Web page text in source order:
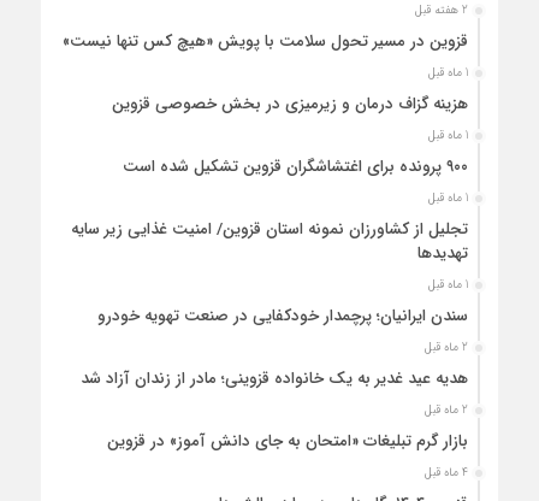
2 هفته قبل
قزوین در مسیر تحول سلامت با پویش «هیچ‌ کس تنها نیست»
1 ماه قبل
هزینه‌ گزاف درمان و زیرمیزی در بخش خصوصی قزوین
1 ماه قبل
۹۰۰ پرونده برای اغتشاشگران قزوین تشکیل شده است
1 ماه قبل
تجلیل از کشاورزان نمونه استان قزوین/ امنیت غذایی زیر سایه
تهدیدها
1 ماه قبل
سندن ایرانیان؛ پرچمدار خودکفایی در صنعت تهویه خودرو
2 ماه قبل
هدیه عید غدیر به یک خانواده قزوینی؛ مادر از زندان آزاد شد
2 ماه قبل
بازار گرم تبلیغات «امتحان به جای دانش‌ آموز» در قزوین
4 ماه قبل